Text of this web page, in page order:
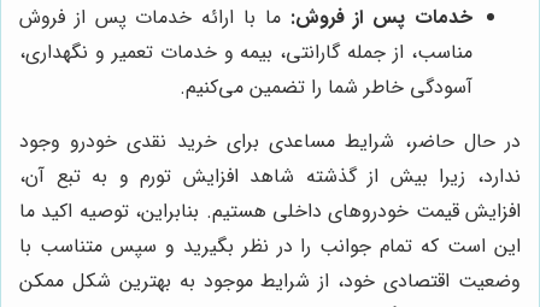
خدمات پس از فروش: ما با ارائه خدمات پس از فروش
مناسب، از جمله گارانتی، بیمه و خدمات تعمیر و نگهداری،
آسودگی خاطر شما را تضمین می‌کنیم.
در حال حاضر، شرایط مساعدی برای خرید نقدی خودرو وجود
ندارد، زیرا بیش از گذشته شاهد افزایش تورم و به تبع آن،
افزایش قیمت خودروهای داخلی هستیم. بنابراین، توصیه اکید ما
این است که تمام جوانب را در نظر بگیرید و سپس متناسب با
وضعیت اقتصادی خود، از شرایط موجود به بهترین شکل ممکن